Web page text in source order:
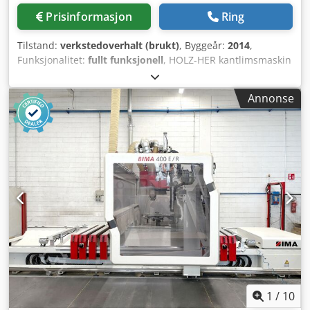
Prisinformasjon Ring
Tilstand: verkstedoverhalt (brukt), Byggeår: 2014,
Funksjonalitet: fullt funksjonell, HOLZ-HER kantlimsmaskin
ACCURA 1558 performance med REMBRO og intelligent
utstyrspakke for kanttykkelser opp til 15 mm. Enkel
omstilling av programmer og justering av verktøy via 18,5”
berøringsfargeskjerm 16:9. Kort oppvarmingstid på
limesystemet GlueJet (GJ 301 automatik) på ca. 2 til 3
minutter avhengig av limtype og omgivelsestemperatur.
Alltid ferskt lim takket være GlueJet limsystem og
limpatroner. Bytte av PUR-lim samt rengjøring av systemet
er svært enkelt og gjøres på få minutter. Justering av akser
via svært presise og repeterbare servomotorer.
Spesialutstyr for materialer med beskyttelsesfolie, som
høyglans og supermatt! Et av de absolutte høydepunktene
på maskinen er multifunksjonspakken, som virkelig viser
sine styrker hos bedrifter med mange forskjellige
kanttyper. DIA-verktøyene er bygd opp i flere trinn og kan
veksle mellom radius og fas - fra langsgående fres,
hjørneavrunding til profilskraper, avhengig av behov.
Annonse
1 / 10